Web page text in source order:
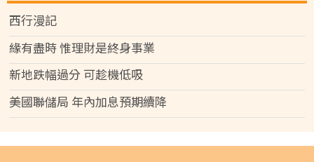
西行漫記
緣有盡時 惟理財是終身事業
新地跌幅過分 可趁機低吸
美國聯儲局 年內加息預期續降